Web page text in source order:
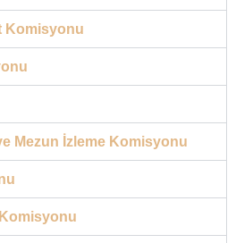
Komisyonu
Mezun İzleme Komisyonu